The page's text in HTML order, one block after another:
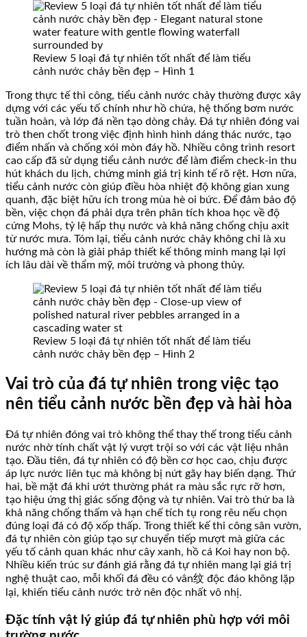
Review 5 loại đá tự nhiên tốt nhất để làm tiểu
cảnh nước chảy bền đẹp – Hình 1
Trong thực tế thi công, tiểu cảnh nước chảy thường được xây
dựng với các yếu tố chính như hồ chứa, hệ thống bơm nước
tuần hoàn, và lớp đá nền tạo dòng chảy. Đá tự nhiên đóng vai
trò then chốt trong việc định hình hình dáng thác nước, tạo
điểm nhấn và chống xói mòn đáy hồ. Nhiều công trình resort
cao cấp đã sử dụng tiểu cảnh nước để làm điểm check-in thu
hút khách du lịch, chứng minh giá trị kinh tế rõ rệt. Hơn nữa,
tiểu cảnh nước còn giúp điều hòa nhiệt độ không gian xung
quanh, đặc biệt hữu ích trong mùa hè oi bức. Để đảm bảo độ
bền, việc chọn đá phải dựa trên phân tích khoa học về độ
cứng Mohs, tỷ lệ hấp thụ nước và khả năng chống chịu axit
từ nước mưa. Tóm lại, tiểu cảnh nước chảy không chỉ là xu
hướng mà còn là giải pháp thiết kế thông minh mang lại lợi
ích lâu dài về thẩm mỹ, môi trường và phong thủy.
Review 5 loại đá tự nhiên tốt nhất để làm tiểu
cảnh nước chảy bền đẹp – Hình 2
Vai trò của đá tự nhiên trong việc tạo
nên tiểu cảnh nước bền đẹp và hài hòa
Đá tự nhiên đóng vai trò không thể thay thế trong tiểu cảnh
nước nhờ tính chất vật lý vượt trội so với các vật liệu nhân
tạo. Đầu tiên, đá tự nhiên có độ bền cơ học cao, chịu được
áp lực nước liên tục mà không bị nứt gãy hay biến dạng. Thứ
hai, bề mặt đá khi ướt thường phát ra màu sắc rực rỡ hơn,
tạo hiệu ứng thị giác sống động và tự nhiên. Vai trò thứ ba là
khả năng chống thấm và hạn chế tích tụ rong rêu nếu chọn
đúng loại đá có độ xốp thấp. Trong thiết kế thi công sân vườn,
đá tự nhiên còn giúp tạo sự chuyển tiếp mượt mà giữa các
yếu tố cảnh quan khác như cây xanh, hồ cá Koi hay non bộ.
Nhiều kiến trúc sư đánh giá rằng đá tự nhiên mang lại giá trị
nghệ thuật cao, mỗi khối đá đều có vân纹 độc đáo không lặp
lại, khiến tiểu cảnh nước trở nên độc nhất vô nhị.
Đặc tính vật lý giúp đá tự nhiên phù hợp với môi